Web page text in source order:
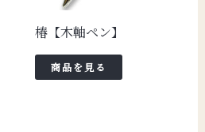
椿【木軸ペン】
商品を見る